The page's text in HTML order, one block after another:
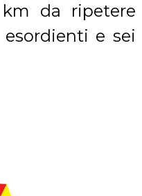
da ripetere
e sei